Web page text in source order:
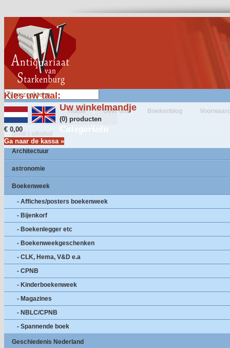
Kies uw taal:
Uw winkelmandje
(0) producten
€ 0,00
Ga naar de kassa »
Home Over ons Boekenblog
Categorieën
(Anti-) alkohol
Architectuur
astronomie
Boekenweek
- Affiches/posters boekenweek
- Bijenkorf
- Boekenlegger etc
- Boekenweekgeschenken
- CLK, Hema, V&D e.a
- CPNB
- Kinderboekenweek
- Magazines
- NBLC/CPNB
- Spannende boek
Geschiedenis Nederland